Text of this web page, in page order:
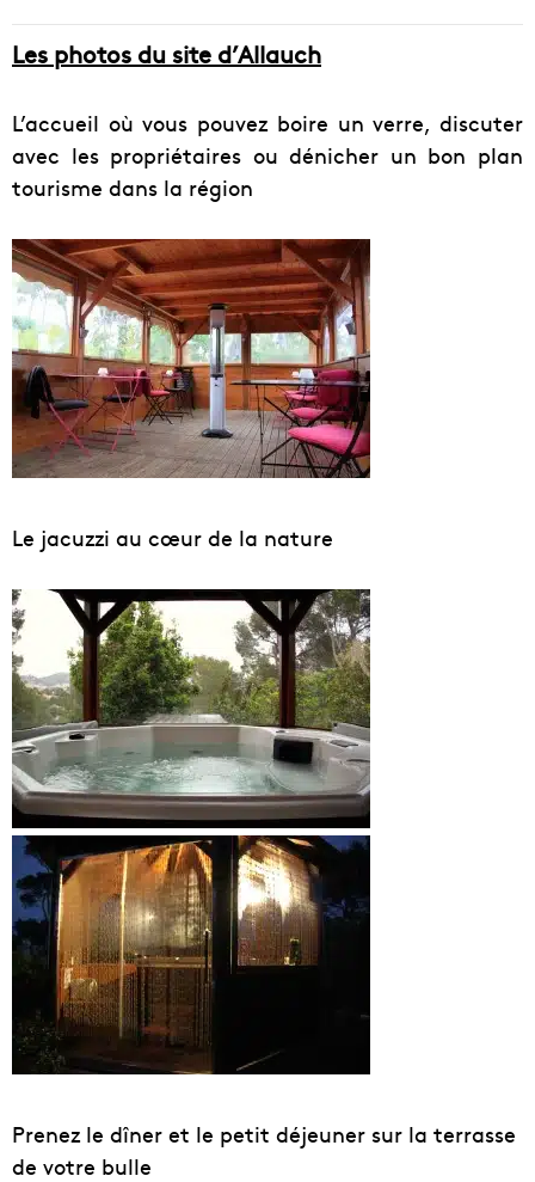
Les photos du site d’Allauch
L’accueil où vous pouvez boire un verre, discuter
avec les propriétaires ou dénicher un bon plan
tourisme dans la région
Le jacuzzi au cœur de la nature
Prenez le dîner et le petit déjeuner sur la terrasse
de votre bulle